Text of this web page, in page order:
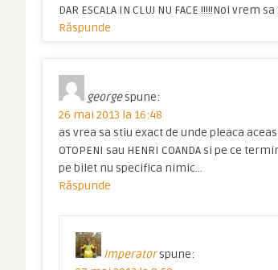
DAR ESCALA IN CLUJ NU FACE !!!!!Noi vrem
Răspunde
george spune:
26 mai 2013 la 16:48
as vrea sa stiu exact de unde pleaca
OTOPENI sau HENRI COANDA si pe ce
pe bilet nu specifica nimic…
Răspunde
Imperator spune: